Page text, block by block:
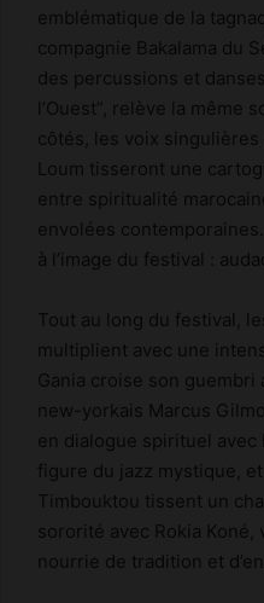
emblématique de la
compagnie Bakalama du
des percussions et
l’Ouest”, relève la même
côtés, les voix singulières
Loum tisseront une
entre spiritualité
envolées
à l’image du festival :
Tout au long du festival,
multiplient avec une
Gania croise son
new-yorkais Marcus
en dialogue spirituel avec
figure du jazz mystique,
Timbouktou tissent un
sororité avec Rokia Koné,
nourrie de tradition et